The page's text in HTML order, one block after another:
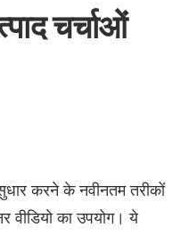
चर्चाओं
करने के नवीनतम तरीकों
का उपयोग। ये